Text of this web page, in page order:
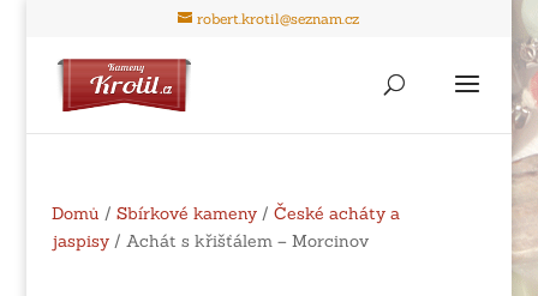
robert.krotil@seznam.cz
Domů / Sbírkové kameny/ České acháty a
jaspisy/ Achát s křišťálem – Morcinov